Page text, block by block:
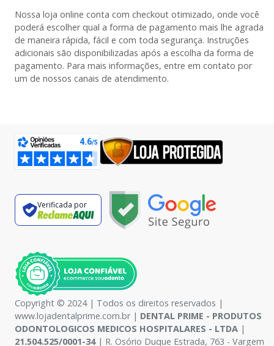
Nossa loja online conta com checkout otimizado, onde você
poderá escolher qual a forma de pagamento mais lhe agrada
de maneira rápida, fácil e com toda segurança. Instruções
adicionais são disponibilizadas após a escolha da forma de
pagamento. Para mais informações, entre em contato por
um de nossos canais de atendimento.
Verificada por
Copyright © 2024 | Todos os direitos reservados |
www.lojadentalprime.com.br | DENTAL PRIME - PRODUTOS
ODONTOLOGICOS MEDICOS HOSPITALARES - LTDA |
21.504.525/0001-34| R. Osório Duque Estrada, 763 - Vargem